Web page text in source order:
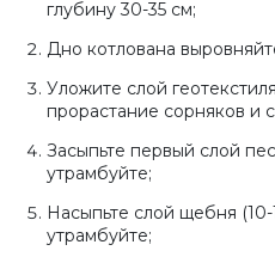
глубину 30-35 см;
Дно котлована
Уложите слой
прорастание сорняков и
Засыпьте первый слой
утрамбуйте;
Насыпьте слой щебня (10-
утрамбуйте;